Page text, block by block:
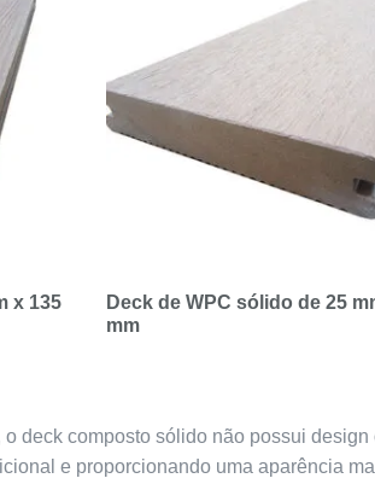
x 135
Deck de WPC sólido de 25
mm
deck composto sólido não possui
e proporcionando uma aparência